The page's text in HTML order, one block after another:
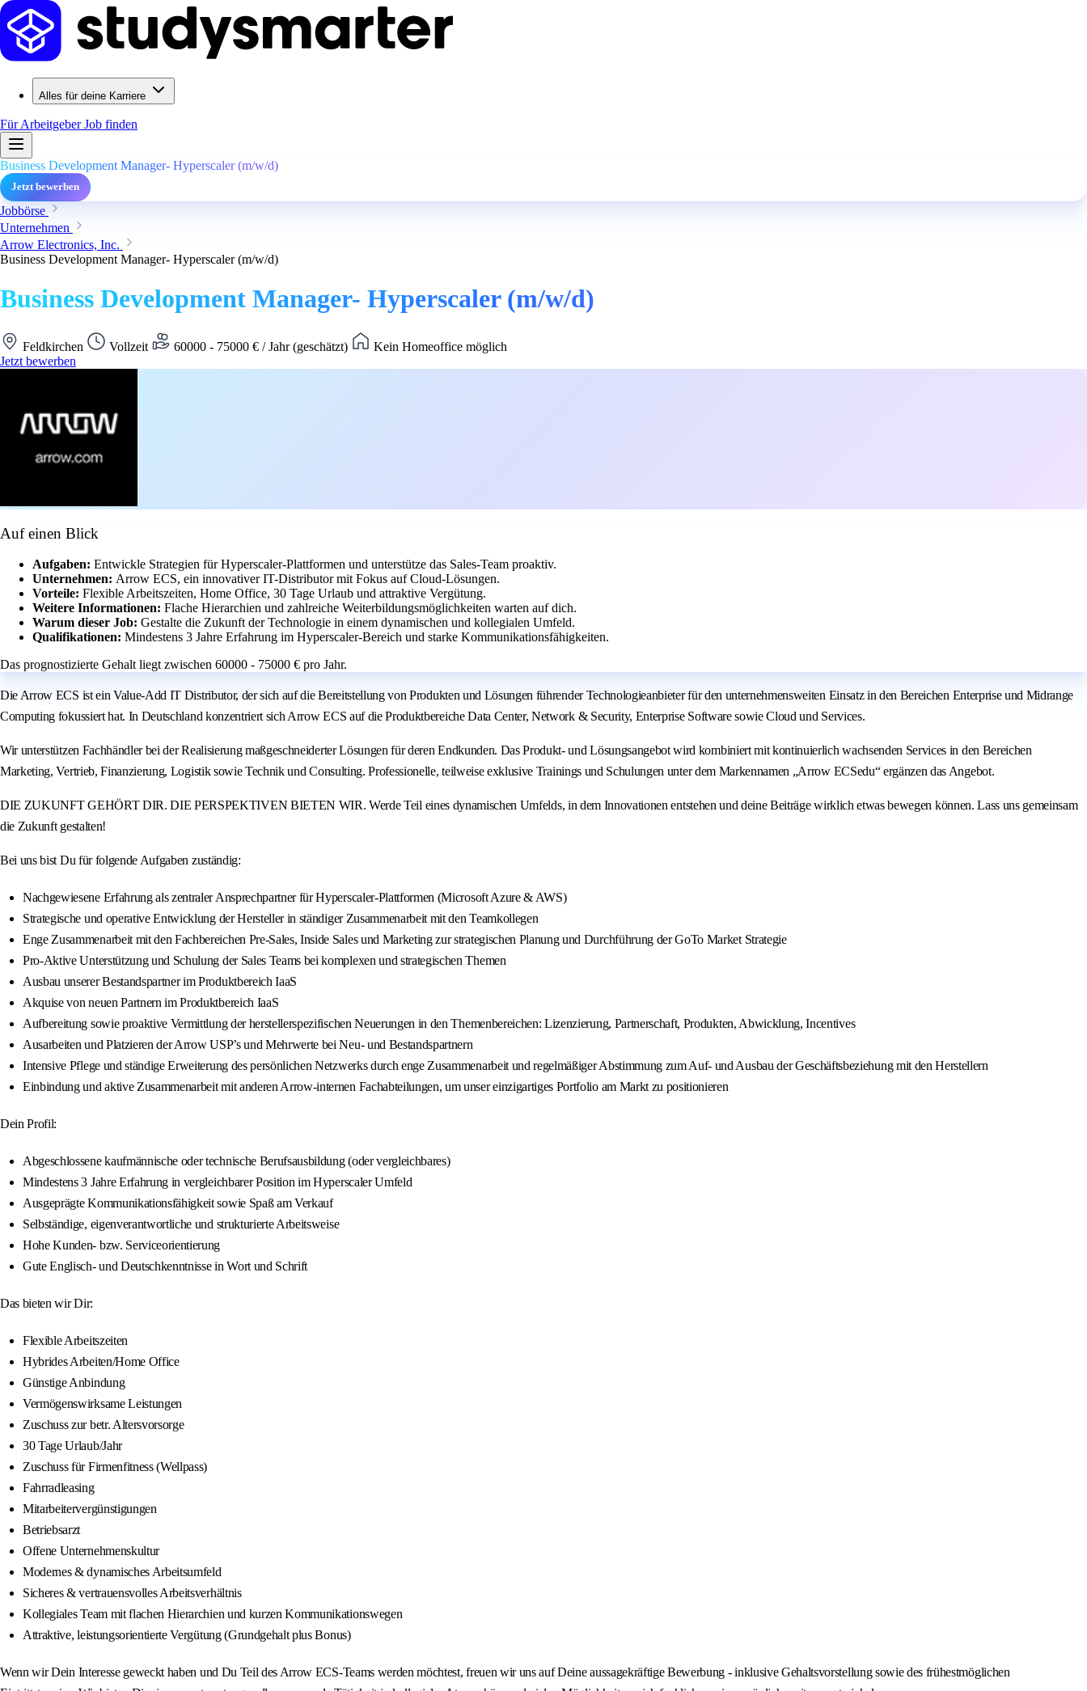
Alles für deine Karriere
Für ArbeitgeberJob finden
Business Development Manager- Hyperscaler (m/w/d)
Jetzt bewerben
Jobbörse
Unternehmen
Arrow Electronics, Inc.
Business Development Manager- Hyperscaler (m/w/d)
Business Development Manager- Hyperscaler (m/w/d)
Feldkirchen Vollzeit 60000 - 75000 € / Jahr (geschätzt)
Kein Homeoffice möglich
Jetzt bewerben
Auf einen Blick
Aufgaben: Entwickle Strategien für Hyperscaler-Plattformen und unterstütze das Sales-Team proaktiv.
Unternehmen: Arrow ECS, ein innovativer IT-Distributor mit Fokus auf Cloud-Lösungen.
Vorteile: Flexible Arbeitszeiten, Home Office, 30 Tage Urlaub und attraktive Vergütung.
Weitere Informationen: Flache Hierarchien und zahlreiche Weiterbildungsmöglichkeiten warten auf dich.
Warum dieser Job: Gestalte die Zukunft der Technologie in einem dynamischen und kollegialen Umfeld.
Qualifikationen: Mindestens 3 Jahre Erfahrung im Hyperscaler-Bereich und starke Kommunikationsfähigkeiten.
Das prognostizierte Gehalt liegt zwischen 60000 - 75000 € pro Jahr.
Die Arrow ECS ist ein Value-Add IT Distributor, der sich auf die Bereitstellung von Produkten und Lösungen führender Technologieanbieter für den unternehmensweiten Einsatz in den Bereichen Enterprise und Midrange
Computing fokussiert hat. In Deutschland konzentriert sich Arrow ECS auf die Produktbereiche Data Center, Network & Security, Enterprise Software sowie Cloud und Services.
Wir unterstützen Fachhändler bei der Realisierung maßgeschneiderter Lösungen für deren Endkunden. Das Produkt- und Lösungsangebot wird kombiniert mit kontinuierlich wachsenden Services in den Bereichen
Marketing, Vertrieb, Finanzierung, Logistik sowie Technik und Consulting. Professionelle, teilweise exklusive Trainings und Schulungen unter dem Markennamen „Arrow ECSedu“ ergänzen das Angebot.
DIE ZUKUNFT GEHÖRT DIR. DIE PERSPEKTIVEN BIETEN WIR. Werde Teil eines dynamischen Umfelds, in dem Innovationen entstehen und deine Beiträge wirklich etwas bewegen können. Lass uns gemeinsam
die Zukunft gestalten!
Bei uns bist Du für folgende Aufgaben zuständig:
Nachgewiesene Erfahrung als zentraler Ansprechpartner für Hyperscaler-Plattformen (Microsoft Azure & AWS)
Strategische und operative Entwicklung der Hersteller in ständiger Zusammenarbeit mit den Teamkollegen
Enge Zusammenarbeit mit den Fachbereichen Pre-Sales, Inside Sales und Marketing zur strategischen Planung und Durchführung der GoTo Market Strategie
Pro-Aktive Unterstützung und Schulung der Sales Teams bei komplexen und strategischen Themen
Ausbau unserer Bestandspartner im Produktbereich IaaS
Akquise von neuen Partnern im Produktbereich IaaS
Aufbereitung sowie proaktive Vermittlung der herstellerspezifischen Neuerungen in den Themenbereichen: Lizenzierung, Partnerschaft, Produkten, Abwicklung, Incentives
Ausarbeiten und Platzieren der Arrow USP’s und Mehrwerte bei Neu- und Bestandspartnern
Intensive Pflege und ständige Erweiterung des persönlichen Netzwerks durch enge Zusammenarbeit und regelmäßiger Abstimmung zum Auf- und Ausbau der Geschäftsbeziehung mit den Herstellern
Einbindung und aktive Zusammenarbeit mit anderen Arrow-internen Fachabteilungen, um unser einzigartiges Portfolio am Markt zu positionieren
Dein Profil:
Abgeschlossene kaufmännische oder technische Berufsausbildung (oder vergleichbares)
Mindestens 3 Jahre Erfahrung in vergleichbarer Position im Hyperscaler Umfeld
Ausgeprägte Kommunikationsfähigkeit sowie Spaß am Verkauf
Selbständige, eigenverantwortliche und strukturierte Arbeitsweise
Hohe Kunden- bzw. Serviceorientierung
Gute Englisch- und Deutschkenntnisse in Wort und Schrift
Das bieten wir Dir:
Flexible Arbeitszeiten
Hybrides Arbeiten/Home Office
Günstige Anbindung
Vermögenswirksame Leistungen
Zuschuss zur betr. Altersvorsorge
30 Tage Urlaub/Jahr
Zuschuss für Firmenfitness (Wellpass)
Fahrradleasing
Mitarbeitervergünstigungen
Betriebsarzt
Offene Unternehmenskultur
Modernes & dynamisches Arbeitsumfeld
Sicheres & vertrauensvolles Arbeitsverhältnis
Kollegiales Team mit flachen Hierarchien und kurzen Kommunikationswegen
Attraktive, leistungsorientierte Vergütung (Grundgehalt plus Bonus)
Wenn wir Dein Interesse geweckt haben und Du Teil des Arrow ECS-Teams werden möchtest, freuen wir uns auf Deine aussagekräftige Bewerbung - inklusive Gehaltsvorstellung sowie des frühestmöglichen